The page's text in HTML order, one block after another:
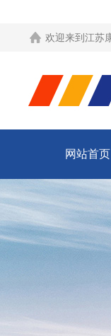
欢迎来到 江苏
网站首页